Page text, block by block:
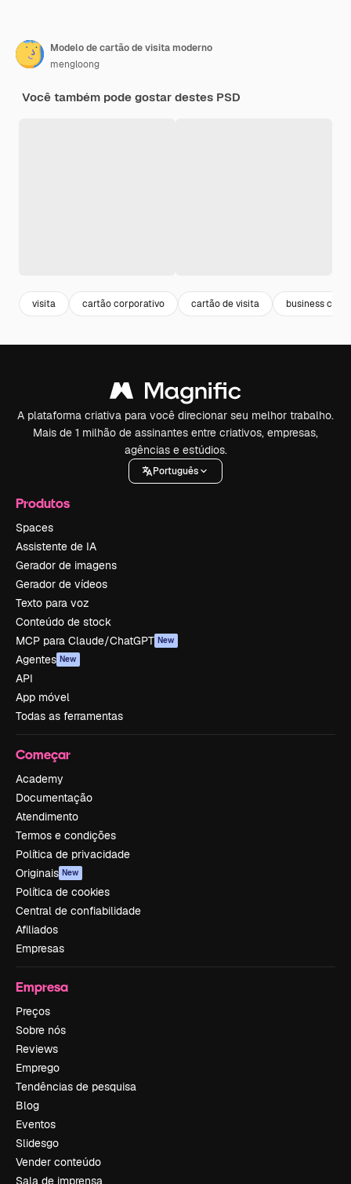
Modelo de cartão de visita moderno
mengloong
Você também pode gostar destes PSD
visita cartão corporativo cartão de visita business cards
A plataforma criativa para você direcionar seu melhor trabalho.
Mais de 1 milhão de assinantes entre criativos, empresas,
agências e estúdios.
Português
Produtos
Spaces
Assistente de IA
Gerador de imagens
Gerador de vídeos
Texto para voz
Conteúdo de stock
MCP para Claude/ChatGPT New
Agentes New
API
App móvel
Todas as ferramentas
Começar
Academy
Documentação
Atendimento
Termos e condições
Política de privacidade
Originais New
Política de cookies
Central de confiabilidade
Afiliados
Empresas
Empresa
Preços
Sobre nós
Reviews
Emprego
Tendências de pesquisa
Blog
Eventos
Slidesgo
Vender conteúdo
Sala de imprensa